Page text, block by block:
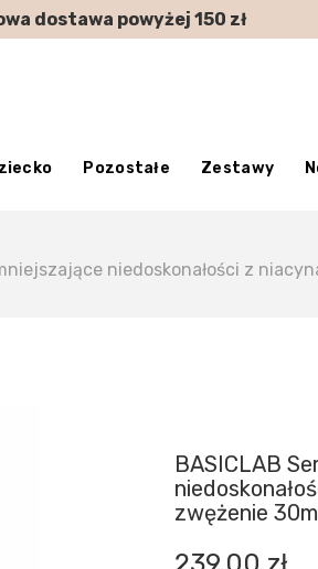
dostawa powyżej 150 zł
Pozostałe Zestawy
niedoskonałości z
BASICLAB
zwężenie